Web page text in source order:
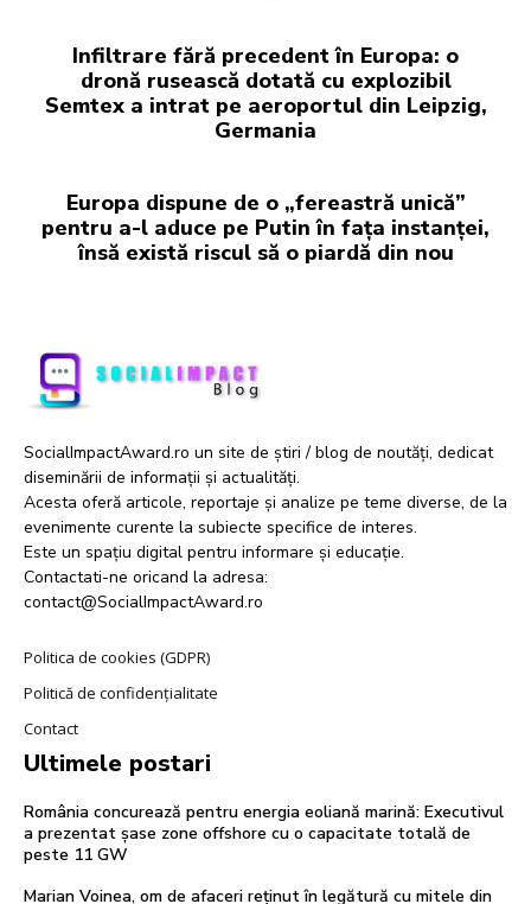
Infiltrare fără precedent în Europa: o
dronă rusească dotată cu explozibil
Semtex a intrat pe aeroportul din Leipzig,
Germania
Europa dispune de o „fereastră unică”
pentru a-l aduce pe Putin în fața instanței,
însă există riscul să o piardă din nou
SocialImpactAward.ro un site de știri / blog de noutăți, dedicat
diseminării de informații și actualități.
Acesta oferă articole, reportaje și analize pe teme diverse, de la
evenimente curente la subiecte specifice de interes.
Este un spațiu digital pentru informare și educație.
Contactati-ne oricand la adresa:
contact@SocialImpactAward.ro
Politica de cookies (GDPR)
Politică de confidențialitate
Contact
Ultimele postari
România concurează pentru energia eoliană marină: Executivul
a prezentat șase zone offshore cu o capacitate totală de
peste 11 GW
Marian Voinea, om de afaceri reținut în legătură cu mitele din